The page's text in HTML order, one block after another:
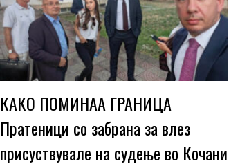
КАКО ПОМИНАА ГРАНИЦА
Пратеници со забрана за влез
присуствувале на судење во Кочани